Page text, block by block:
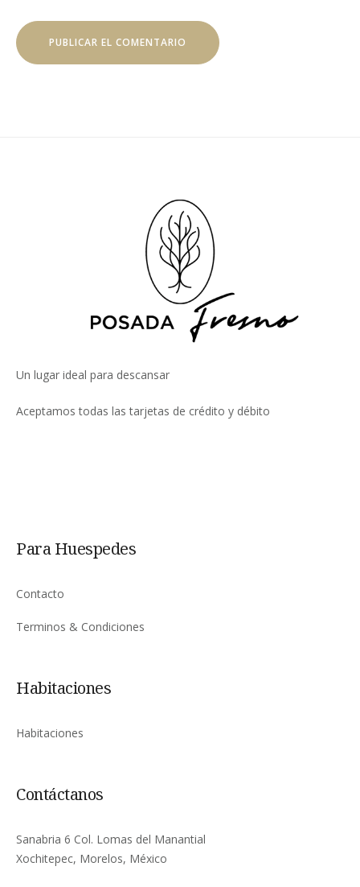
Un lugar ideal para descansar
Aceptamos todas las tarjetas de crédito y débito
Para Huespedes
Contacto
Terminos & Condiciones
Habitaciones
Habitaciones
Contáctanos
Sanabria 6 Col. Lomas del Manantial
Xochitepec, Morelos, México